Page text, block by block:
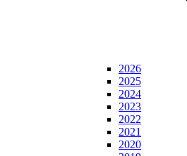
2026
2025
2024
2023
2022
2021
2020